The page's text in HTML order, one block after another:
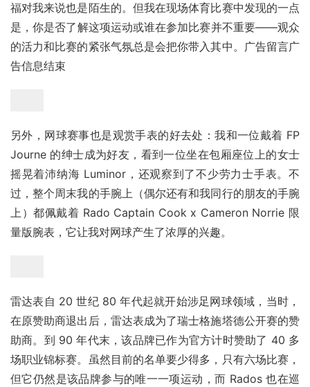
福对我来说也是陌生的。但我在现场体育比赛中发现的一点
是，你是否了解这项运动或谁在参加比赛并不重要——观众
的活力和比赛的紧张气氛总是会把你带入其中。广告留言广
告信息结束
另外，网球赛事也是观赏手表的好去处：我和一位戴着 FP
Journe 的绅士成为好友，看到一位坐在包厢座位上的女士
摇晃着沛纳海 Luminor，还观察到了不少劳力士手表。不
过，整个周末我的手腕上（偶尔还有和我同行的朋友的手腕
上）都佩戴着 Rado Captain Cook x Cameron Norrie 限
量版腕表，它让我对网球产生了浓厚的兴趣。
雷达表自 20 世纪 80 年代起就开始涉足网球领域，当时，
在原赞助商退出后，雷达表成为了瑞士格施塔德公开赛的赞
助商。到 90 年代末，该品牌已作为官方计时赞助了 40 多
场职业锦标赛。虽然目前的名单要少得多，只有六场比赛，
但它仍然是该品牌参与的唯一一项运动，而 Rados 也在巡